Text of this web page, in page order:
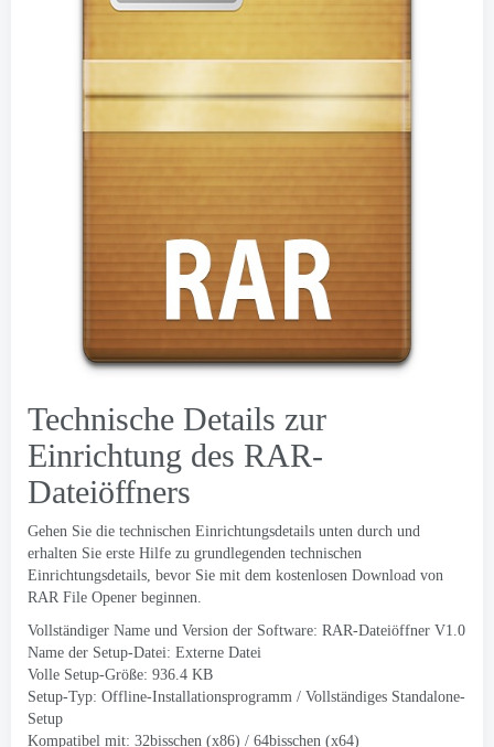
Technische Details zur
Einrichtung des RAR-
Dateiöffners
Gehen Sie die technischen Einrichtungsdetails unten durch und
erhalten Sie erste Hilfe zu grundlegenden technischen
Einrichtungsdetails, bevor Sie mit dem kostenlosen Download von
RAR File Opener beginnen.
Vollständiger Name und Version der Software: RAR-Dateiöffner V1.0
Name der Setup-Datei: Externe Datei
Volle Setup-Größe: 936.4 KB
Setup-Typ: Offline-Installationsprogramm / Vollständiges Standalone-
Setup
Kompatibel mit: 32bisschen (x86) / 64bisschen (x64)